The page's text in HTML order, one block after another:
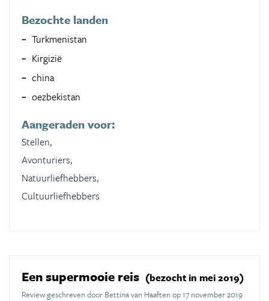
Bezochte landen
Turkmenistan
Kirgizië
china
oezbekistan
Aangeraden voor:
Stellen,
Avonturiers,
Natuurliefhebbers,
Cultuurliefhebbers
Een supermooie reis (bezocht in mei 2019)
Review geschreven door Bettina van Haaften op 17 november 2019